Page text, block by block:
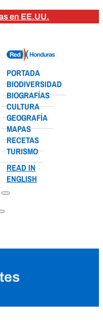
en EE.UU.
PORTADA
BIODIVERSIDAD
BIOGRAFÍAS
CULTURA
GEOGRAFÍA
MAPAS
RECETAS
TURISMO
READ IN
ENGLISH